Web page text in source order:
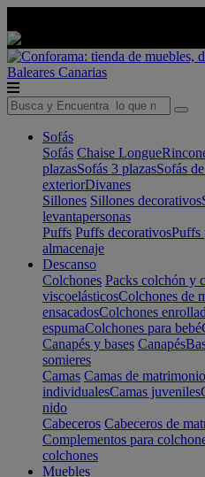
Baleares Canarias
Sofás
Sofás Chaise Longue
plazasSofás 3 plazasSofás
exteriorDivanes
Sillones Sillones decorativos
levantapersonas
Puffs Puffs decorativosPuffs
almacenaje
Descanso
Colchones Packs colchón y
viscoelásticosColchones de
ensacadosColchones
espumaColchones para bebé
Canapés y bases Canapés
somieres
Camas Camas de matrimonio
individualesCamas juveniles
nido
Cabeceros Cabeceros de
Complementos para
colchones
Muebles